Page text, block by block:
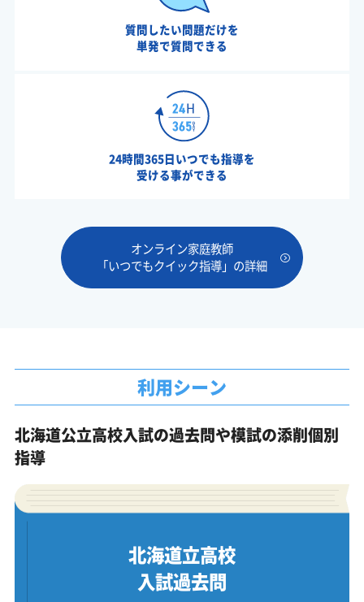
質問したい問題だけを
単発で質問できる
24時間365日いつでも指導を
受ける事ができる
オンライン家庭教師
「いつでもクイック指導」の詳細
利用シーン
北海道公立高校入試の過去問や模試の添削個別
指導
北海道立高校
入試過去問